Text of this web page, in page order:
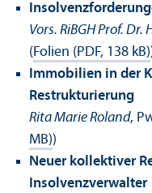
Vors. RiBGH Prof.
(Folien (PDF, 138 kB)
Immobilien in der
Restrukturierung
Rita Marie Roland,
MB))
Neuer kollektiver
Insolvenzverwalter